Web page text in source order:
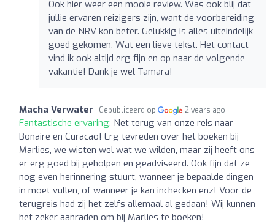
Ook hier weer een mooie review. Was ook blij dat
jullie ervaren reizigers zijn, want de voorbereiding
van de NRV kon beter. Gelukkig is alles uiteindelijk
goed gekomen. Wat een lieve tekst. Het contact
vind ik ook altijd erg fijn en op naar de volgende
vakantie! Dank je wel Tamara!
Macha Verwater Gepubliceerd op 2 years ago
Fantastische ervaring: Net terug van onze reis naar
Bonaire en Curacao! Erg tevreden over het boeken bij
Marlies, we wisten wel wat we wilden, maar zij heeft ons
er erg goed bij geholpen en geadviseerd. Ook fijn dat ze
nog even herinnering stuurt, wanneer je bepaalde dingen
in moet vullen, of wanneer je kan inchecken enz! Voor de
terugreis had zij het zelfs allemaal al gedaan! Wij kunnen
het zeker aanraden om bij Marlies te boeken!